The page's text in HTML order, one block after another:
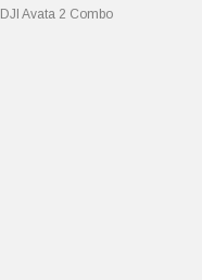
DJI Avata 2 Combo